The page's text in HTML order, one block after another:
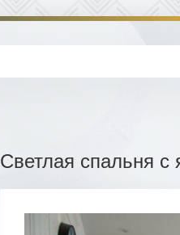
Светлая спальня с